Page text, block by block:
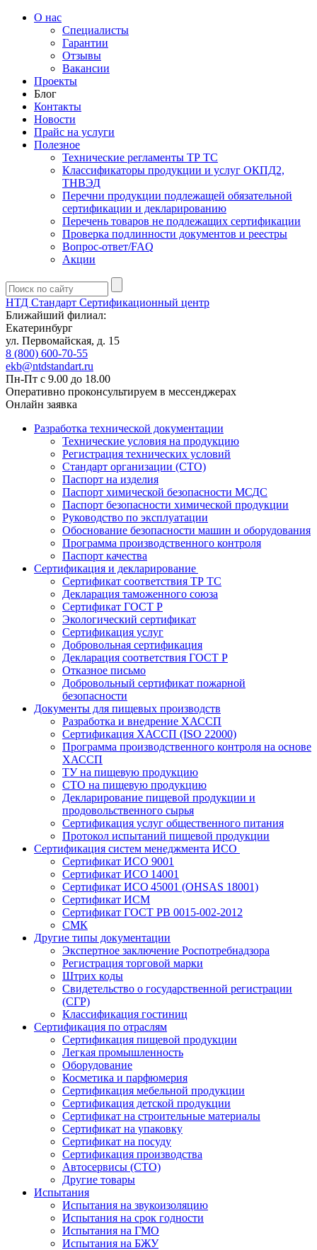
О нас
Специалисты
Гарантии
Отзывы
Вакансии
Проекты
Блог
Контакты
Новости
Прайс на услуги
Полезное
Технические регламенты ТР ТС
Классификаторы продукции и услуг ОКПД2,
ТНВЭД
Перечни продукции подлежащей обязательной
сертификации и декларированию
Перечень товаров не подлежащих сертификации
Проверка подлинности документов и реестры
Вопрос-ответ/FAQ
Акции
НТД Стандарт Сертификационный центр
Ближайший филиал:
Екатеринбург
ул. Первомайская, д. 15
8 (800) 600-70-55
ekb@ntdstandart.ru
Пн-Пт с 9.00 до 18.00
Оперативно проконсультируем в мессенджерах
Онлайн заявка
Разработка технической документации
Технические условия на продукцию
Регистрация технических условий
Стандарт организации (СТО)
Паспорт на изделия
Паспорт химической безопасности МСДС
Паспорт безопасности химической продукции
Руководство по эксплуатации
Обоснование безопасности машин и оборудования
Программа производственного контроля
Паспорт качества
Сертификация и декларирование
Сертификат соответствия ТР ТС
Декларация таможенного союза
Сертификат ГОСТ Р
Экологический сертификат
Сертификация услуг
Добровольная сертификация
Декларация соответствия ГОСТ Р
Отказное письмо
Добровольный сертификат пожарной
безопасности
Документы для пищевых производств
Разработка и внедрение ХАССП
Сертификация ХАССП (ISO 22000)
Программа производственного контроля на основе
ХАССП
ТУ на пищевую продукцию
СТО на пищевую продукцию
Декларирование пищевой продукции и
продовольственного сырья
Сертификация услуг общественного питания
Протокол испытаний пищевой продукции
Сертификация систем менеджмента ИСО
Сертификат ИСО 9001
Сертификат ИСО 14001
Сертификат ИСО 45001 (OHSAS 18001)
Сертификат ИСМ
Сертификат ГОСТ РВ 0015-002-2012
СМК
Другие типы документации
Экспертное заключение Роспотребнадзора
Регистрация торговой марки
Штрих коды
Свидетельство о государственной регистрации
(СГР)
Классификация гостиниц
Сертификация по отраслям
Сертификация пищевой продукции
Легкая промышленность
Оборудование
Косметика и парфюмерия
Сертификация мебельной продукции
Сертификация детской продукции
Сертификат на строительные материалы
Сертификат на упаковку
Сертификат на посуду
Сертификация производства
Автосервисы (СТО)
Другие товары
Испытания
Испытания на звукоизоляцию
Испытания на срок годности
Испытания на ГМО
Испытания на БЖУ